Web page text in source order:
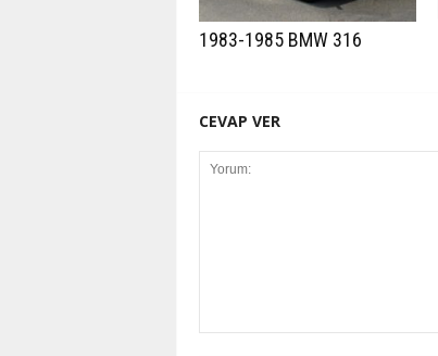
1983-1985 BMW 316
CEVAP VER